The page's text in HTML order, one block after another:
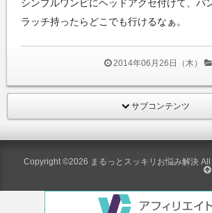
シンプルワンピにヘッドアクセ付けて、パ
ラッチ持ったらどこでも行けるなぁ。
2014年06月26日（木）
サブコンテンツ
Copyright ©2026 まるっとスッキリお悩み解決 All